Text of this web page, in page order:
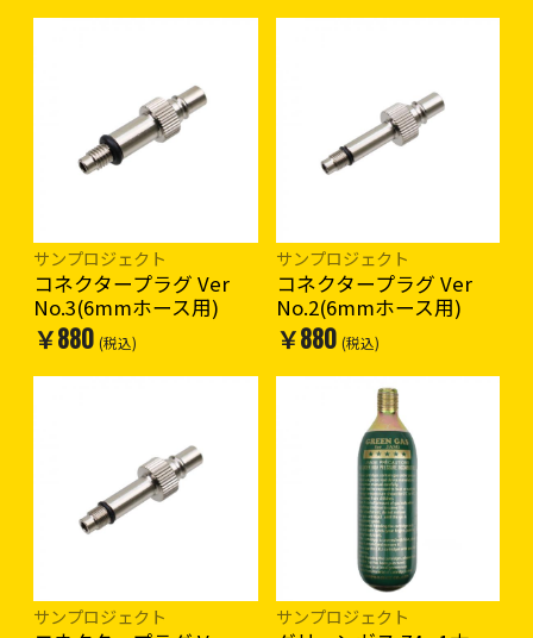
サンプロジェクト
コネクタープラグ Ver
No.3(6mmホース用)
￥880 (税込)
サンプロジェクト
コネクタープラグ Ver
No.2(6mmホース用)
￥880 (税込)
サンプロジェクト サンプロジェクト